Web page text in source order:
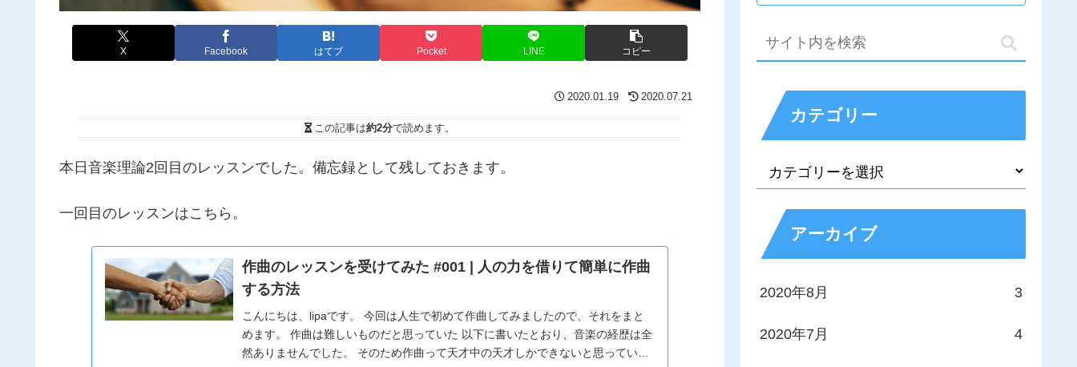
X Facebook はてブ Pocket LINE コピー
2020.01.19 2020.07.21
この記事は約2分で読めます。
本日音楽理論2回目のレッスンでした。備忘録として残しておきます。
一回目のレッスンはこちら。
作曲のレッスンを受けてみた #001 | 人の力を借りて簡単に作曲
する方法
こんにちは、lipaです。 今回は人生で初めて作曲してみましたので、それをまと
めます。 作曲は難しいものだと思っていた 以下に書いたとおり、音楽の経歴は全
然ありませんでした。 そのため作曲って天才中の天才しかできないと思っていた
カテゴリー
アーカイブ
2020年8月 3
2020年7月 4